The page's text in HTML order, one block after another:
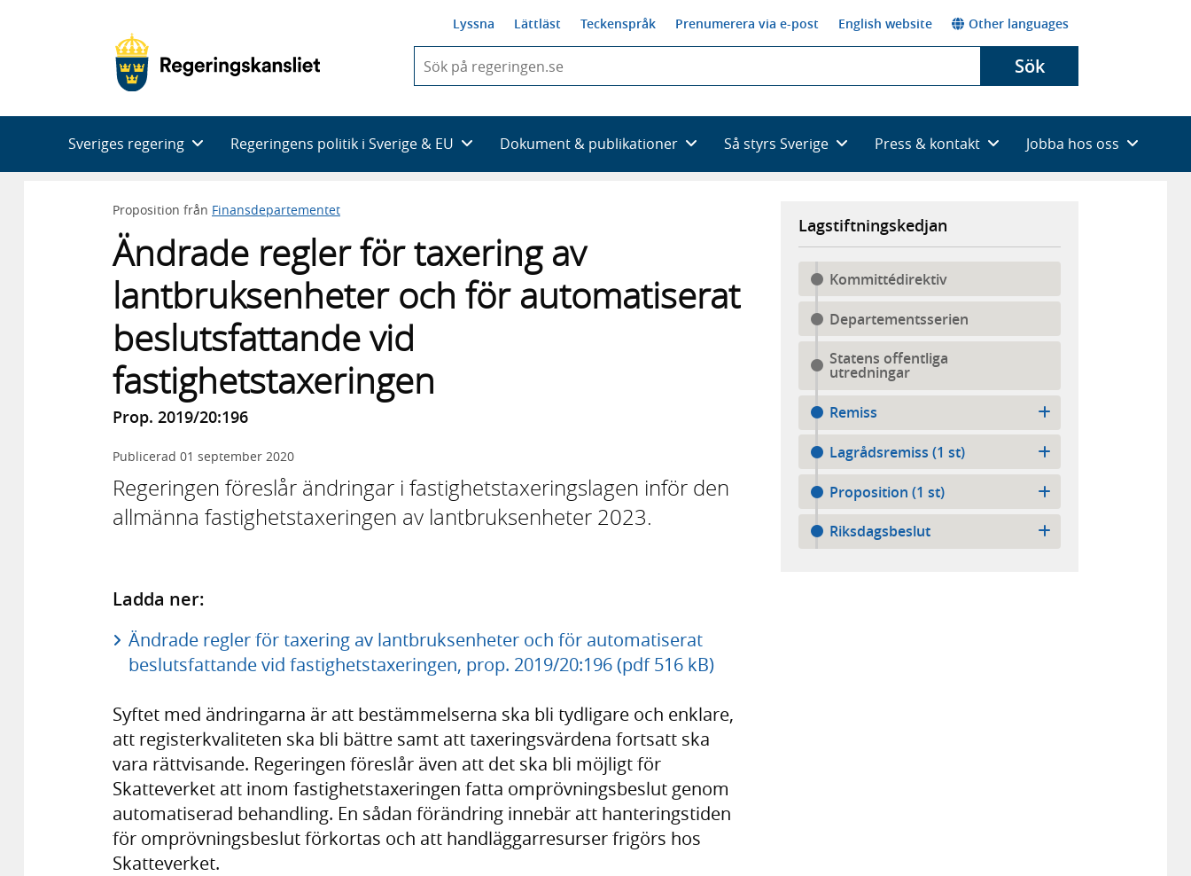
Lyssna Lättläst Teckenspråk Prenumerera via e-post English website Other languages
du
skriva
framträder
en
Sök
Sveriges regering Regeringens politik i Sverige & EU Dokument & publikationer Så styrs Sverige Press & kontakt Jobba hos oss
Proposition från Finansdepartementet
Ändrade regler för taxering av
lantbruksenheter och för automatiserat
beslutsfattande vid
fastighetstaxeringen
Prop. 2019/20:196
Publicerad 01 september 2020
Regeringen föreslår ändringar i fastighetstaxeringslagen inför den
allmänna fastighetstaxeringen av lantbruksenheter 2023.
Ladda ner:
Ändrade regler för taxering av lantbruksenheter och för automatiserat
beslutsfattande vid fastighetstaxeringen, prop. 2019/20:196 (pdf 516 kB)
Syftet med ändringarna är att bestämmelserna ska bli tydligare och enklare,
att registerkvaliteten ska bli bättre samt att taxeringsvärdena fortsatt ska
vara rättvisande. Regeringen föreslår även att det ska bli möjligt för
Skatteverket att inom fastighetstaxeringen fatta omprövningsbeslut genom
automatiserad behandling. En sådan förändring innebär att hanteringstiden
för omprövningsbeslut förkortas och att handläggarresurser frigörs hos
Skatteverket.
Lagstiftningskedjan
Kommittédirektiv
Departementsserien
Statens offentliga
utredningar
Remiss
Lagrådsremiss (1 st)
Proposition (1 st)
Riksdagsbeslut